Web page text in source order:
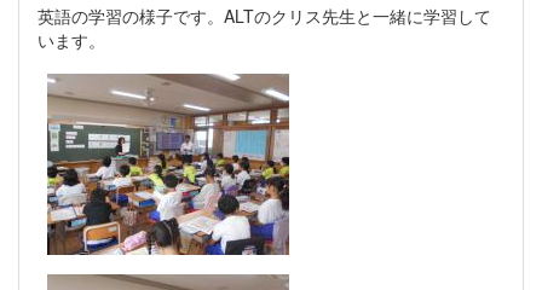
英語の学習の様子です。ALTのクリス先生と一緒に学習して
います。